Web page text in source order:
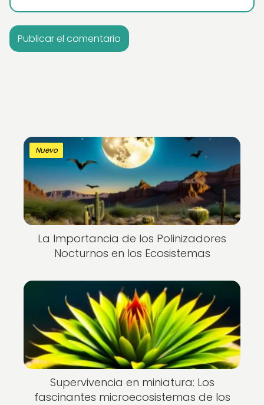
Nuevo
La Importancia de los Polinizadores
Nocturnos en los Ecosistemas
Supervivencia en miniatura: Los
fascinantes microecosistemas de los